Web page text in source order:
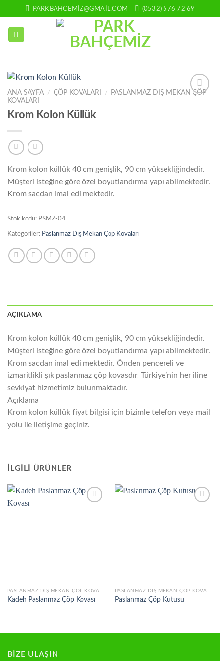
atla
PARKBAHCEMIZ@GMAIL.COM (0532) 576 72 69
ANA SAYFA / ÇÖP KOVALARI /
PASLANMAZ DIŞ MEKAN ÇÖP
KOVALARI
Krom Kolon Küllük
Krom kolon küllük 40 cm genişlik, 90 cm yüksekliğindedir.
Müşteri isteğine göre özel boyutlandırma yapılabilmektedir.
Krom sacdan imal edilmektedir.
Stok kodu: PSMZ-04
Kategoriler: Paslanmaz Dış Mekan Çöp Kovaları
AÇIKLAMA
Krom kolon küllük 40 cm genişlik, 90 cm yüksekliğindedir.
Müşteri isteğine göre özel boyutlandırma yapılabilmektedir.
Krom sacdan imal edilmektedir. Önden pencereli ve
izmaritlikli şık paslanmaz çöp kovasdır. Türkiye’nin her iline
sevkiyat hizmetimiz bulunmaktadır.
Açıklama
Krom kolon küllük fiyat bilgisi için bizimle telefon veya mail
yolu ile iletişime geçiniz.
İLGILI ÜRÜNLER
PASLANMAZ DIŞ MEKAN ÇÖP KOVALARI
Kadeh Paslanmaz Çöp Kovası
PASLANMAZ DIŞ MEKAN ÇÖP KOVALARI
Paslanmaz Çöp Kutusu
BİZE ULAŞIN